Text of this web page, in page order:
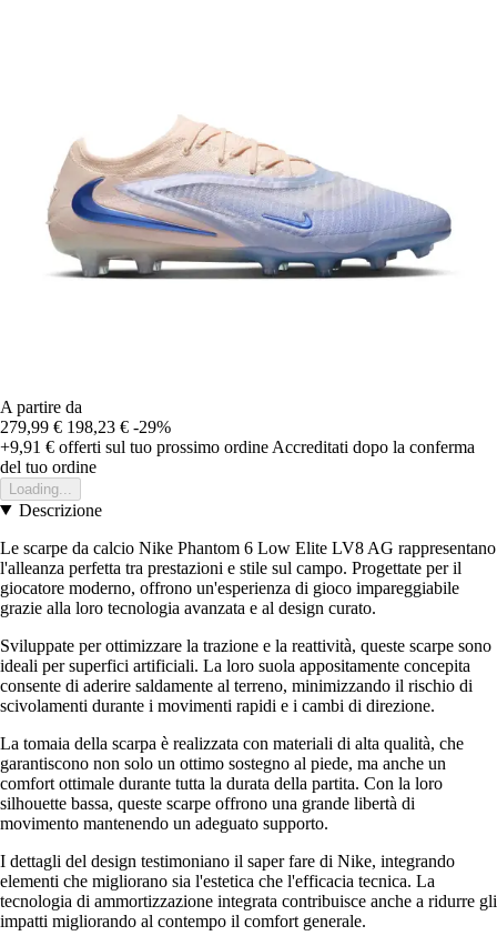
A partire da
279,99 € 198,23 € -29%
+9,91 € offerti sul tuo prossimo ordine Accreditati dopo la conferma
del tuo ordine
Loading...
Descrizione
Le scarpe da calcio Nike Phantom 6 Low Elite LV8 AG rappresentano
l'alleanza perfetta tra prestazioni e stile sul campo. Progettate per il
giocatore moderno, offrono un'esperienza di gioco impareggiabile
grazie alla loro tecnologia avanzata e al design curato.
Sviluppate per ottimizzare la trazione e la reattività, queste scarpe sono
ideali per superfici artificiali. La loro suola appositamente concepita
consente di aderire saldamente al terreno, minimizzando il rischio di
scivolamenti durante i movimenti rapidi e i cambi di direzione.
La tomaia della scarpa è realizzata con materiali di alta qualità, che
garantiscono non solo un ottimo sostegno al piede, ma anche un
comfort ottimale durante tutta la durata della partita. Con la loro
silhouette bassa, queste scarpe offrono una grande libertà di
movimento mantenendo un adeguato supporto.
I dettagli del design testimoniano il saper fare di Nike, integrando
elementi che migliorano sia l'estetica che l'efficacia tecnica. La
tecnologia di ammortizzazione integrata contribuisce anche a ridurre gli
impatti migliorando al contempo il comfort generale.